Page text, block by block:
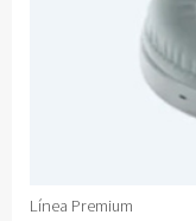
Línea Premium